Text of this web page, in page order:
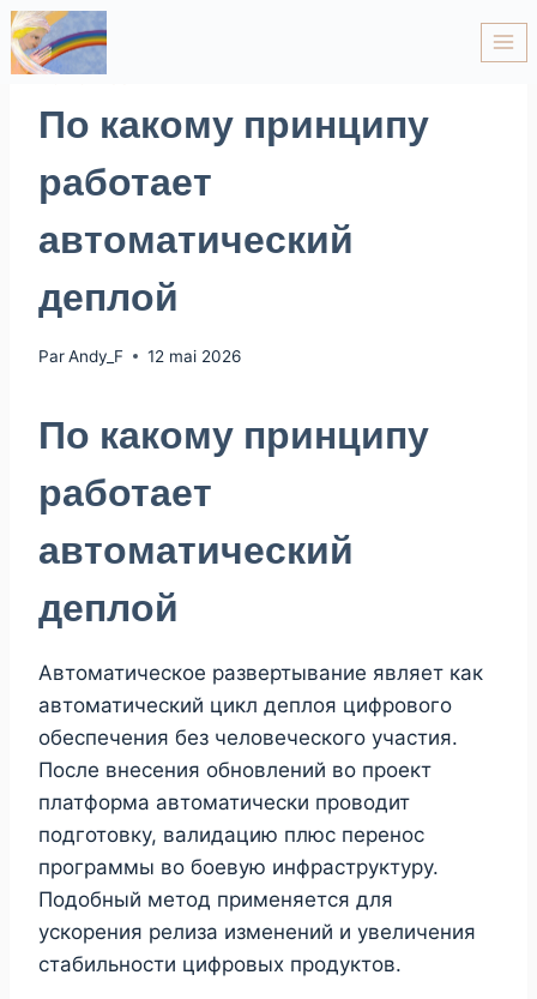
NON CLASSÉ
По какому принципу
работает
автоматический
деплой
ParAndy_F 12 mai 2026
По какому принципу
работает
автоматический
деплой
Автоматическое развертывание являет как
автоматический цикл деплоя цифрового
обеспечения без человеческого участия.
После внесения обновлений во проект
платформа автоматически проводит
подготовку, валидацию плюс перенос
программы во боевую инфраструктуру.
Подобный метод применяется для
ускорения релиза изменений и увеличения
стабильности цифровых продуктов.